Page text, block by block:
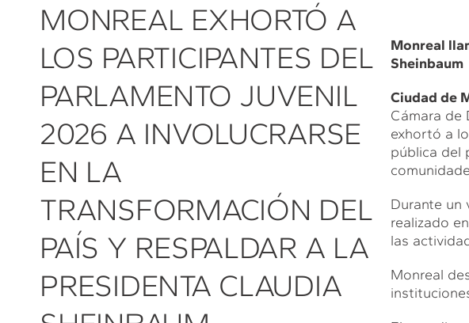
MONREAL EXHORTÓ A
LOS PARTICIPANTES DEL
PARLAMENTO JUVENIL
2026 A INVOLUCRARSE
EN LA
TRANSFORMACIÓN DEL
PAÍS Y RESPALDAR A LA
PRESIDENTA CLAUDIA
Monreal
Sheinbaum
Ciudad de
Cámara de
exhortó a
pública del
Durante un
realizado
las
Monreal